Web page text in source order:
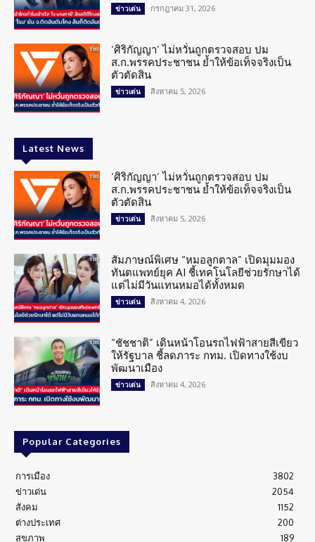
ข่าวเด่น กรกฎาคม 31, 2026
‘ศิริกัญญา’ ไม่หวั่นถูกตรวจสอบ ปม
ส.ก.พรรคประชาชน ย้ำให้ข้อเท็จจริงเป็น
ตัวตัดสิน
ข่าวเด่น สิงหาคม 5, 2026
Latest News
‘ศิริกัญญา’ ไม่หวั่นถูกตรวจสอบ ปม
ส.ก.พรรคประชาชน ย้ำให้ข้อเท็จจริงเป็น
ตัวตัดสิน
ข่าวเด่น สิงหาคม 5, 2026
สัมภาษณ์พิเศษ “หมอลูกตาล” เปิดมุมมอง
ทันตแพทย์ยุค AI ชี้เทคโนโลยีช่วยรักษาได้
แต่ไม่มีวันแทนหมอได้ทั้งหมด
ข่าวเด่น สิงหาคม 4, 2026
“ชัชชาติ” เดินหน้าโอนรถไฟฟ้าสายสีเขียว
ให้รัฐบาล ชี้ลดภาระ กทม. เปิดทางใช้งบ
พัฒนาเมือง
ข่าวเด่น สิงหาคม 4, 2026
Popular Categories
การเมือง
3802
ข่าวเด่น
2054
สังคม
1152
ต่างประเทศ
200
สุขภาพ
189